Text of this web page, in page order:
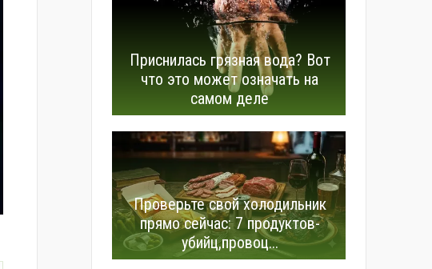
Приснилась грязная вода? Вот
что это может означать на
самом деле
Проверьте свой холодильник
прямо сейчас: 7 продуктов-
убийц,провоц...